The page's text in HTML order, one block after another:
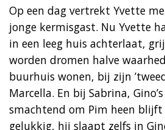
Op een dag vertrekt Yvette
jonge kermisgast. Nu Yvette
in een leeg huis achterlaat,
worden dromen halve
buurhuis wonen, bij zijn
Marcella. En bij Sabrina,
smachtend om Pim heen blijft
gelukkig, hij slaapt zelfs in